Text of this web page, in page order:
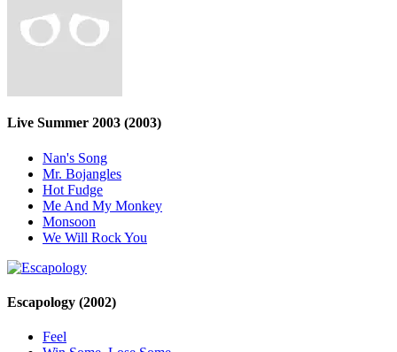
Live Summer 2003 (2003)
Nan's Song
Mr. Bojangles
Hot Fudge
Me And My Monkey
Monsoon
We Will Rock You
Escapology (2002)
Feel